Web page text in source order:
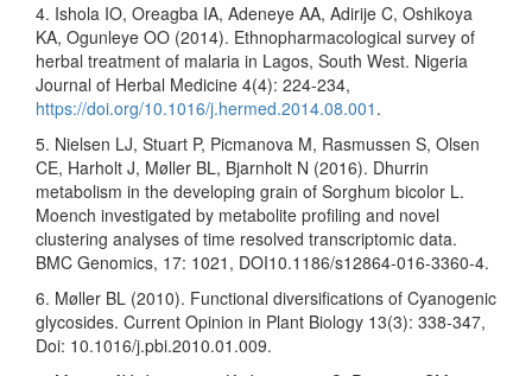
4. Ishola IO, Oreagba IA, Adeneye AA, Adirije C, Oshikoya
KA, Ogunleye OO (2014). Ethnopharmacological survey of
herbal treatment of malaria in Lagos, South West. Nigeria
Journal of Herbal Medicine 4(4): 224-234,
https://doi.org/10.1016/j.hermed.2014.08.001 .
5. Nielsen LJ, Stuart P, Picmanova M, Rasmussen S, Olsen
CE, Harholt J, Møller BL, Bjarnholt N (2016). Dhurrin
metabolism in the developing grain of Sorghum bicolor L.
Moench investigated by metabolite profiling and novel
clustering analyses of time resolved transcriptomic data.
BMC Genomics, 17: 1021, DOI10.1186/s12864-016-3360-4.
6. Møller BL (2010). Functional diversifications of Cyanogenic
glycosides. Current Opinion in Plant Biology 13(3): 338-347,
Doi: 10.1016/j.pbi.2010.01.009.